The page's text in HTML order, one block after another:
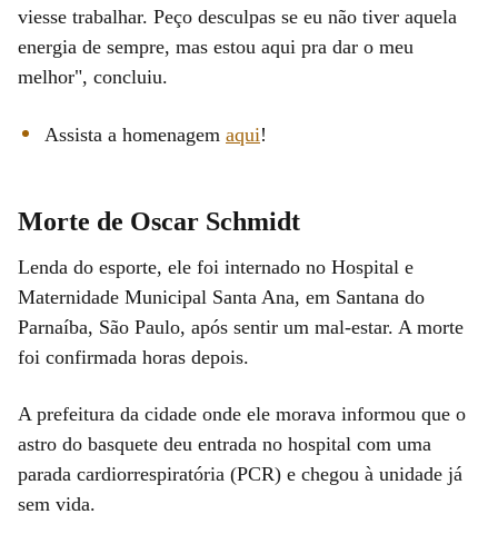
viesse trabalhar. Peço desculpas se eu não tiver aquela
energia de sempre, mas estou aqui pra dar o meu
melhor", concluiu.
Assista a homenagem aqui!
Morte de Oscar Schmidt
Lenda do esporte, ele foi internado no Hospital e
Maternidade Municipal Santa Ana, em Santana do
Parnaíba, São Paulo, após sentir um mal-estar. A morte
foi confirmada horas depois.
A prefeitura da cidade onde ele morava informou que o
astro do basquete deu entrada no hospital com uma
parada cardiorrespiratória (PCR) e chegou à unidade já
sem vida.